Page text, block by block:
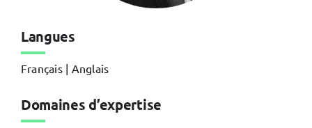
Langues
Français | Anglais
Domaines d’expertise